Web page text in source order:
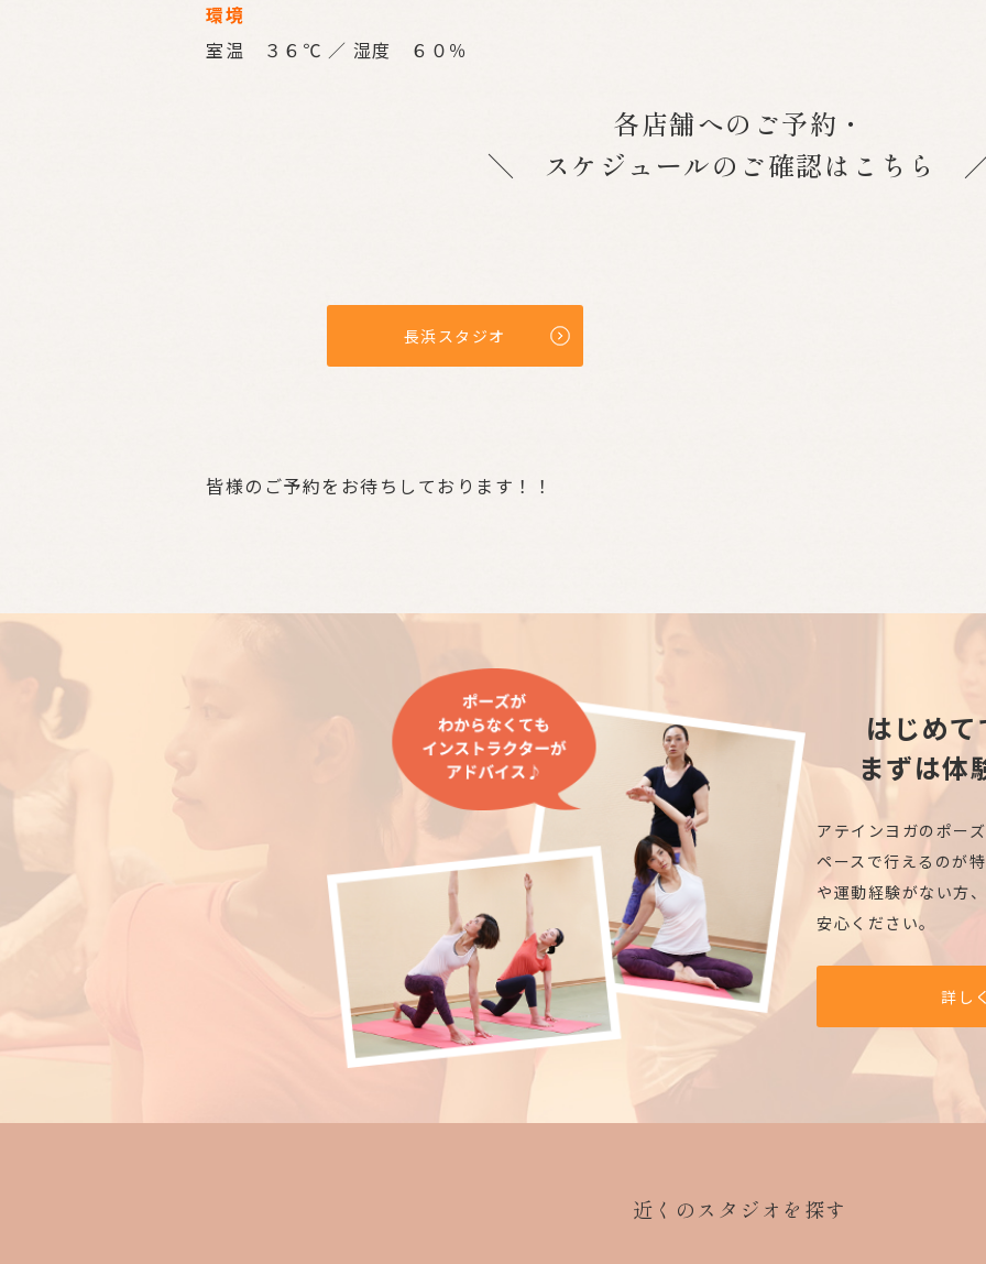
環境
室温 ３６℃ ／ 湿度 ６０％
各店舗へのご予約・
＼ スケジュールのご確認はこちら
長浜スタジオ
皆様のご予約をお待ちしております！！
はじめ
まずは体
アテインヨガのポー
ペースで行えるのが
や運動経験がない方
安心ください。
詳し
近くのスタジオを探す